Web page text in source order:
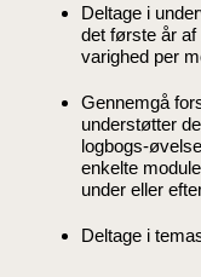
Deltage i
det første år af
varighed per
Gennemgå
understøtter
logbogs-
enkelte
under eller
Deltage i